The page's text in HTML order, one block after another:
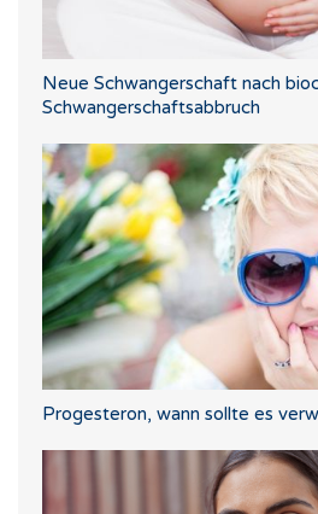
Neue Schwangerschaft nach
Schwangerschaftsabbruch
Progesteron, wann sollte es